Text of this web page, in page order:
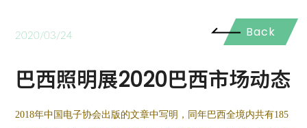
Back
2020/03/24
巴西照明展2020巴西市场动态
2018年中国电子协会出版的文章中写明，同年巴西全境内共有185